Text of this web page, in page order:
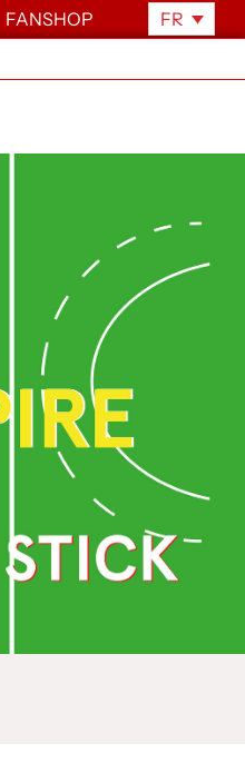
FANSHOP FR